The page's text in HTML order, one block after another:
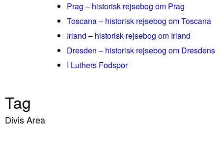
Prag – historisk rejsebog om Prag
Toscana – historisk rejsebog om Toscana
Irland – historisk rejsebog om Irland
Dresden – historisk rejsebog om Dresdens
I Luthers Fodspor
Tag
Divis Area